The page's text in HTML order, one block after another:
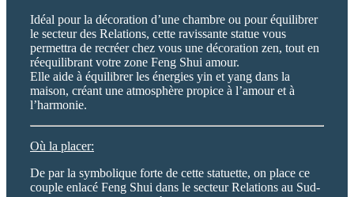
Idéal pour la décoration d’une chambre ou pour équilibrer
le secteur des Relations, cette ravissante statue vous
permettra de recréer chez vous une décoration zen, tout en
réequilibrant votre zone Feng Shui amour.
Elle aide à équilibrer les énergies yin et yang dans la
maison, créant une atmosphère propice à l’amour et à
l’harmonie.
Où la placer:
De par la symbolique forte de cette statuette, on place ce
couple enlacé Feng Shui dans le secteur Relations au Sud-